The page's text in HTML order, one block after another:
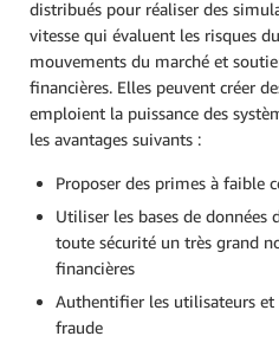
distribués pour réaliser des
vitesse qui évaluent les risques
mouvements du marché et
financières. Elles peuvent créer
emploient la puissance des
les avantages suivants :
Proposer des primes à faible
Utiliser les bases de
toute sécurité un très grand
financières
Authentifier les utilisateurs
fraude